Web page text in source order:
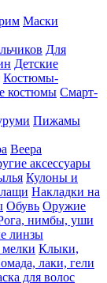
Маски
Для
Детские
Костюмы-
костюмы Смарт-
Пижамы
Веера
аксессуары
Кулоны и
Накладки на
Обувь Оружие
нимбы, уши
линзы
Клыки,
лаки, гели
для волос